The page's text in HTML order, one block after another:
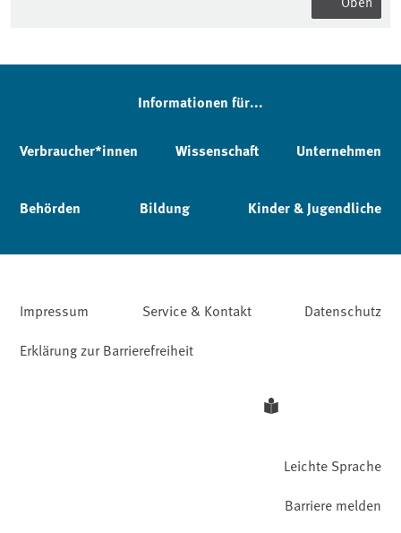
Informationen für...
Verbraucher*innen Wissenschaft Unternehmen
Behörden Bildung Kinder & Jugendliche
Impressum Service & Kontakt
Datenschutz
Erklärung zur Barrierefreiheit
Leichte Sprache
Barriere melden